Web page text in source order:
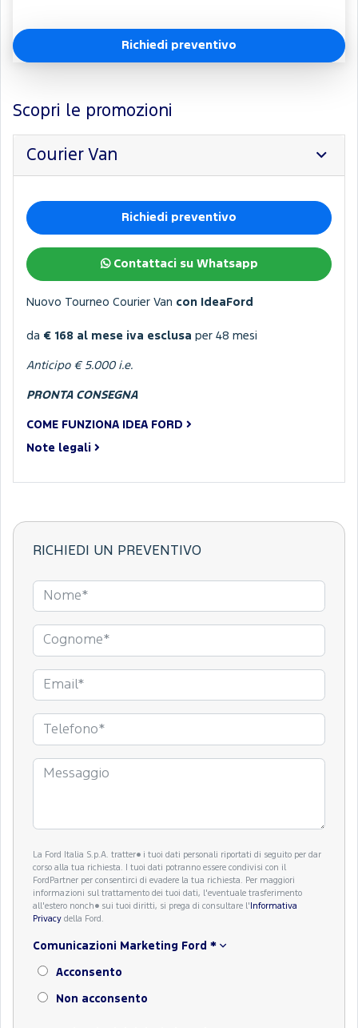
Richiedi preventivo
Scopri le promozioni
Courier Van
Richiedi preventivo
Contattaci su Whatsapp
Nuovo Tourneo Courier Van con IdeaFord
da € 168 al mese iva esclusa per 48 mesi
Anticipo € 5.000 i.e.
PRONTA CONSEGNA
COME FUNZIONA IDEA FORD
Note legali
RICHIEDI UN PREVENTIVO
La Ford Italia S.p.A. tratter� i tuoi dati personali riportati di seguito per dar
corso alla tua richiesta. I tuoi dati potranno essere condivisi con il
FordPartner per consentirci di evadere la tua richiesta. Per maggiori
informazioni sul trattamento dei tuoi dati, l'eventuale trasferimento
all'estero nonch� sui tuoi diritti, si prega di consultare l' Informativa
Privacy della Ford.
Comunicazioni Marketing Ford *
Acconsento
Non acconsento